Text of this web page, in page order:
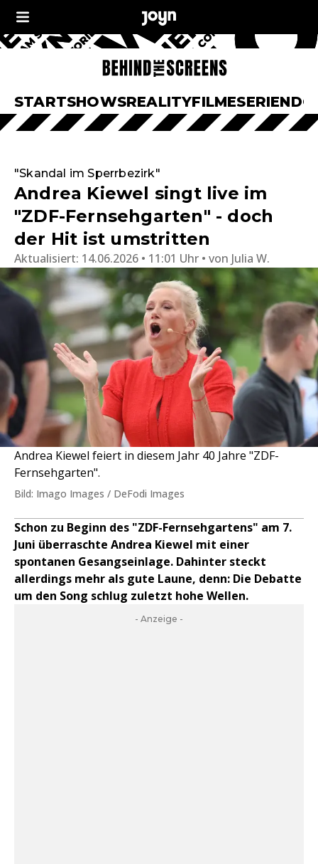
STARTSHOWSREALITYFILMESERIEN
"Skandal im Sperrbezirk"
Andrea Kiewel singt live im
"ZDF-Fernsehgarten" - doch
der Hit ist umstritten
Aktualisiert: 14.06.2026 • 11:01 Uhr von Julia W.
Andrea Kiewel feiert in diesem Jahr 40 Jahre "ZDF-
Fernsehgarten".
Bild: Imago Images / DeFodi Images
Schon zu Beginn des "ZDF-Fernsehgartens" am 7.
Juni überraschte Andrea Kiewel mit einer
spontanen Gesangseinlage. Dahinter steckt
allerdings mehr als gute Laune, denn: Die Debatte
um den Song schlug zuletzt hohe Wellen.
- Anzeige -